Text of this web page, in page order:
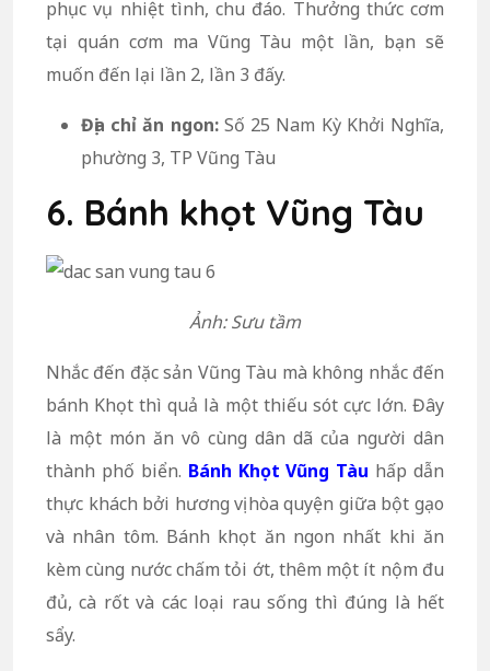
phục vụ nhiệt tình, chu đáo. Thưởng thức cơm
tại quán cơm ma Vũng Tàu một lần, bạn sẽ
muốn đến lại lần 2, lần 3 đấy.
Địa chỉ ăn ngon:Số 25 Nam Kỳ Khởi Nghĩa,
phường 3, TP Vũng Tàu
6. Bánh khọt Vũng Tàu
Ảnh: Sưu tầm
Nhắc đến đặc sản Vũng Tàu mà không nhắc đến
bánh Khọt thì quả là một thiếu sót cực lớn. Đây
là một món ăn vô cùng dân dã của người dân
thành phố biển. Bánh Khọt Vũng Tàu hấp dẫn
thực khách bởi hương vị hòa quyện giữa bột gạo
và nhân tôm. Bánh khọt ăn ngon nhất khi ăn
kèm cùng nước chấm tỏi ớt, thêm một ít nộm đu
đủ, cà rốt và các loại rau sống thì đúng là hết
sẩy.